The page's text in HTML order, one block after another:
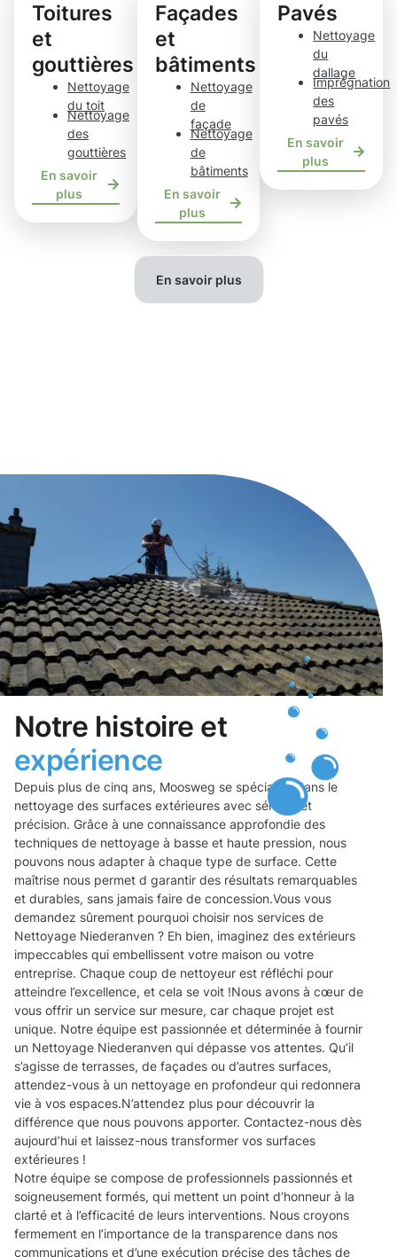
Toitures
et
gouttières
Nettoyage
du toit
Nettoyage
des
gouttières
En savoir
plus
Façades
et
bâtiments
Nettoyage
de
façade
Nettoyage
de
bâtiments
En savoir
plus
Pavés
Nettoyage
du
dallage
Imprégnation
des
pavés
En savoir
plus
En savoir plus
Notre histoire et
expérience
Depuis plus de cinq ans, Moosweg se spécialise dans le
nettoyage des surfaces extérieures avec sérieux et
précision. Grâce à une connaissance approfondie des
techniques de nettoyage à basse et haute pression, nous
pouvons nous adapter à chaque type de surface. Cette
maîtrise nous permet d garantir des résultats remarquables
et durables, sans jamais faire de concession.Vous vous
demandez sûrement pourquoi choisir nos services de
Nettoyage Niederanven ? Eh bien, imaginez des extérieurs
impeccables qui embellissent votre maison ou votre
entreprise. Chaque coup de nettoyeur est réfléchi pour
atteindre l’excellence, et cela se voit !Nous avons à cœur de
vous offrir un service sur mesure, car chaque projet est
unique. Notre équipe est passionnée et déterminée à fournir
un Nettoyage Niederanven qui dépasse vos attentes. Qu’il
s’agisse de terrasses, de façades ou d’autres surfaces,
attendez-vous à un nettoyage en profondeur qui redonnera
vie à vos espaces.N’attendez plus pour découvrir la
différence que nous pouvons apporter. Contactez-nous dès
aujourd’hui et laissez-nous transformer vos surfaces
extérieures !
Notre équipe se compose de professionnels passionnés et
soigneusement formés, qui mettent un point d’honneur à la
clarté et à l’efficacité de leurs interventions. Nous croyons
fermement en l’importance de la transparence dans nos
communications et d’une exécution précise des tâches de